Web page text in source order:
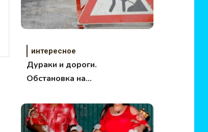
интересное
Дураки и дороги.
Обстановка на